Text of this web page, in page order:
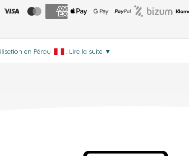
en Pérou Lire la suite ▼